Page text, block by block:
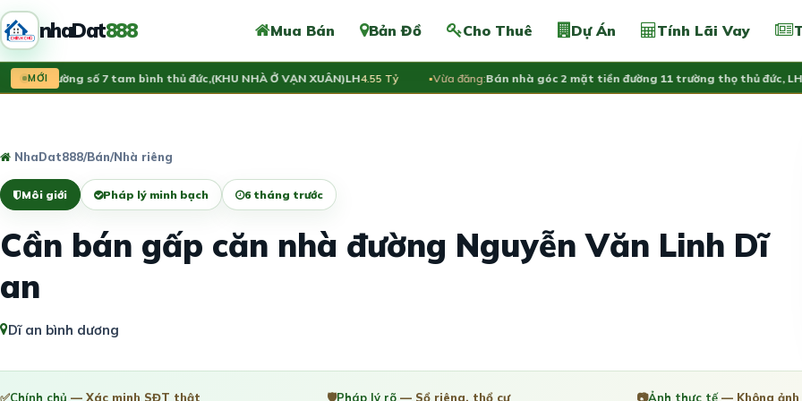
nhaDat888 Mua Bán Bản Đồ Cho Thuê Dự Án Tính Lãi Vay
MỚI
đường số 7 tam bình thủ đức,(KHU NHÀ Ở VẠN XUÂN)LH4.55 Tỷ Vừa đăng: Bán nhà góc 2 mặt tiền đường 11 trường thọ thủ đức, LH 090
NhaDat888/Bán/Nhà riêng
Môi giới Pháp lý minh bạch 6 tháng trước
Cần bán gấp căn nhà đường Nguyễn Văn Linh Dĩ
an
Dĩ an bình dương
✅Chính chủ — Xác minh SĐT thật 🛡️Pháp lý rõ — Sổ riêng, thổ cư 📷Ảnh thực tế— Không ảnh